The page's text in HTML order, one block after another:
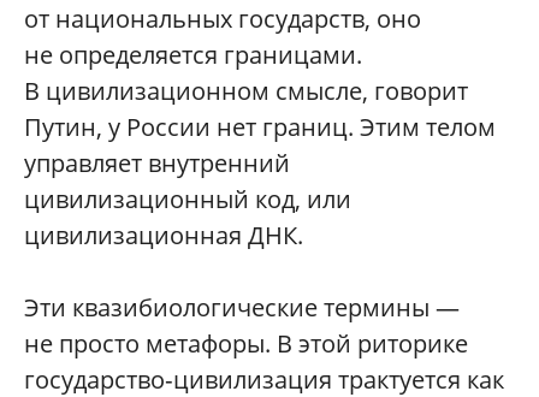
от национальных государств, оно
не определяется границами.
В цивилизационном смысле, говорит
Путин, у России нет границ. Этим телом
управляет внутренний
цивилизационный код, или
цивилизационная ДНК.
Эти квазибиологические термины —
не просто метафоры. В этой риторике
государство‑цивилизация трактуется как